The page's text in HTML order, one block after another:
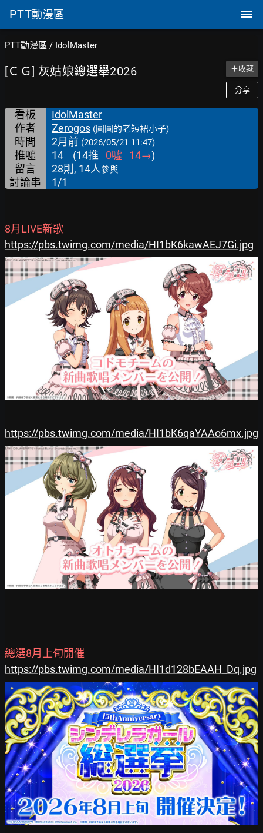
PTT動漫區
PTT動漫區 / IdolMaster
[ＣＧ] 灰姑娘總選舉2026 ＋收藏
分享
看板
IdolMaster
作者
Zerogos (圓圓的老短裙小子)
時間 2月前 (2026/05/21 11:47)
推噓 14 (14推 0噓 14→)
留言
28則, 14人參與
討論串 1/1
8月LIVE新歌
https://pbs.twimg.com/media/HI1bK6kawAEJ7Gi.jpg
https://pbs.twimg.com/media/HI1bK6qaYAAo6mx.jpg
總選8月上旬開催
https://pbs.twimg.com/media/HI1d128bEAAH_Dq.jpg